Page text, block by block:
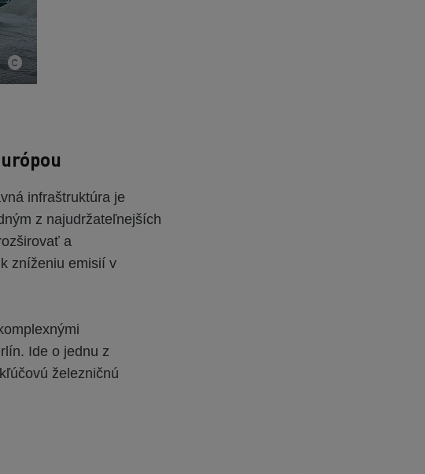
infraštruktúra je
z najudržateľnejších
a
zníženiu emisií v
Ide o jednu z
železničnú